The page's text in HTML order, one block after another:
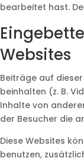
bearbeitet hast.
Websites
Beiträge auf
beinhalten (z. B.
Inhalte von
der Besucher die
Diese Websites
benutzen,